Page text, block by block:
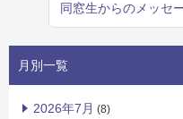
同窓生からのメッセ
月別一覧
2026年7月 (8)